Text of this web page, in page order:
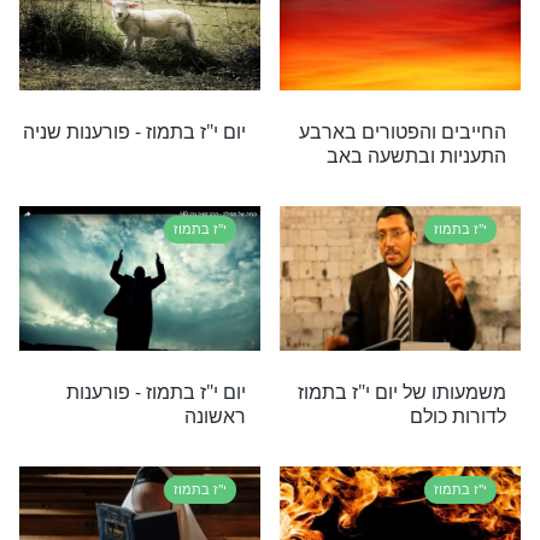
על היום שבו אתם צמים? הרב ברוך רוזנבלום
תאריך י"ז בתמוז. צפו
י"ז בתמוז
י"ז בתמוז
י"ז בתמוז - פורענות רביעית